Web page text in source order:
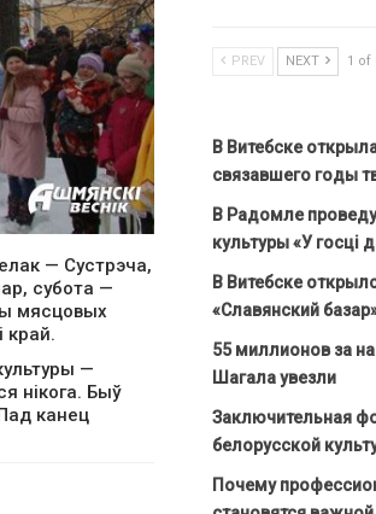
— Сустрэча,
субота —
мясцовых
край.
—
нікога. Быў
канец
PREV NEXT 1 of
В Витебске
связавшего годы
В Радомле
культуры «У госці
В Витебске
«Славянский
55 миллионов за
Шагала увезли
Заключительная
белорусской
Почему